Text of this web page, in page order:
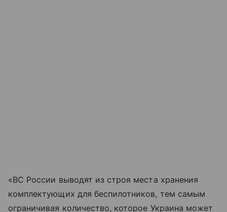
«ВС России выводят из строя места хранения
комплектующих для беспилотников, тем самым
ограничивая количество, которое Украина может